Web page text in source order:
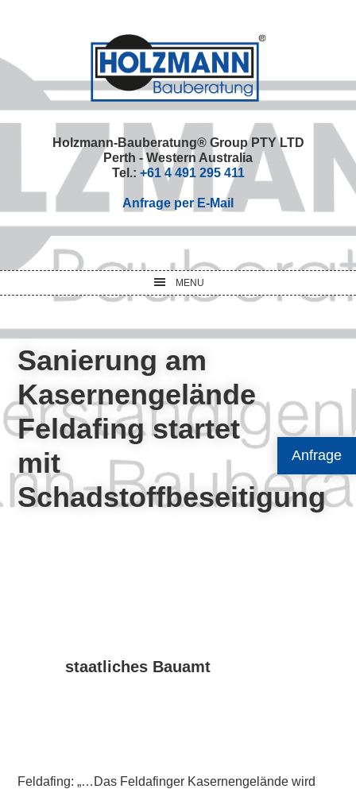
Anfrage
navigation
content
sidebar
Holzmann-Bauberatung® Group PTY LTD
Perth - Western Australia
Tel.: +61 4 491 295 411
Anfrage per E-Mail
MENU
Sanierung am
Kasernengelände
Feldafing startet
mit
Schadstoffbeseitigung
staatliches Bauamt
Feldafing: „…Das Feldafinger Kasernengelände wird